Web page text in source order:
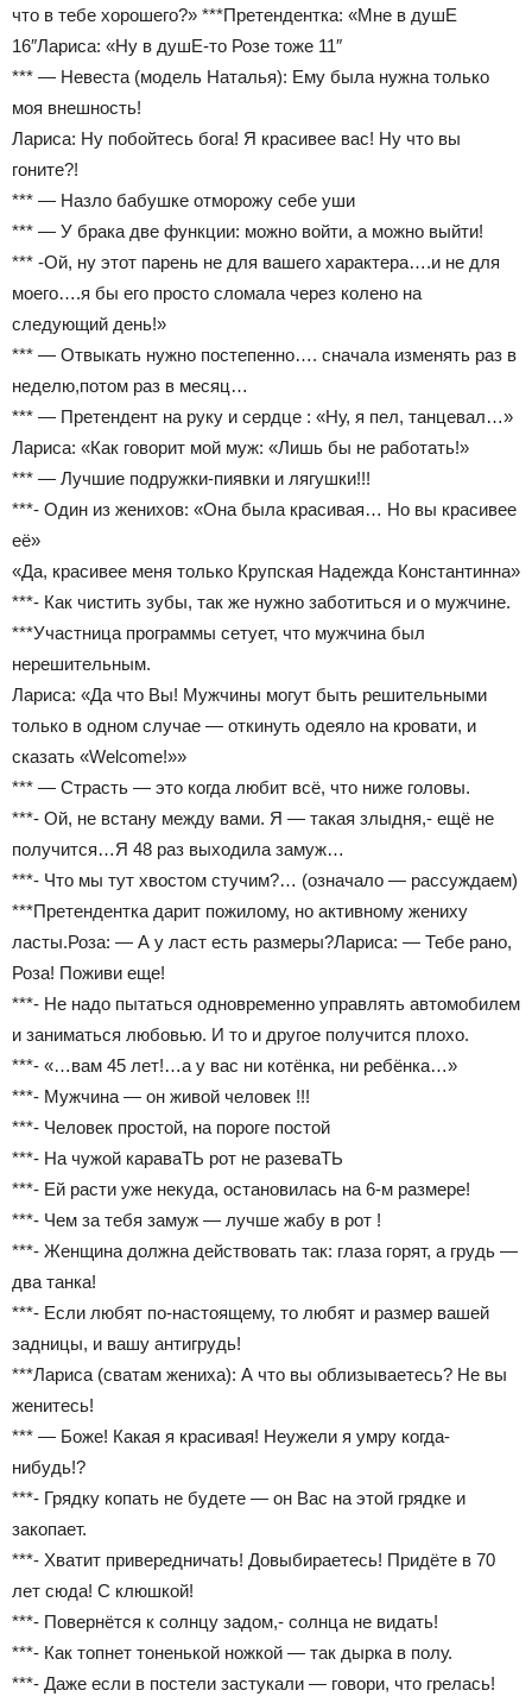
что в тебе хорошего?» ***Претендентка: «Мне в душЕ
16″Лариса: «Ну в душЕ-то Розе тоже 11″
*** — Невеста (модель Наталья): Ему была нужна только
моя внешность!
Лариса: Ну побойтесь бога! Я красивее вас! Ну что вы
гоните?!
*** — Назло бабушке отморожу себе уши
*** — У брака две функции: можно войти, а можно выйти!
*** -Ой, ну этот парень не для вашего характера….и не для
моего….я бы его просто сломала через колено на
следующий день!»
*** — Отвыкать нужно постепенно…. сначала изменять раз в
неделю,потом раз в месяц…
*** — Претендент на руку и сердце : «Ну, я пел, танцевал…»
Лариса: «Как говорит мой муж: «Лишь бы не работать!»
*** — Лучшие подружки-пиявки и лягушки!!!
***- Один из женихов: «Она была красивая… Но вы красивее
её»
«Да, красивее меня только Крупская Надежда Константинна»
***- Как чистить зубы, так же нужно заботиться и о мужчине.
***Участница программы сетует, что мужчина был
нерешительным.
Лариса: «Да что Вы! Мужчины могут быть решительными
только в одном случае — откинуть одеяло на кровати, и
сказать «Welcome!»»
*** — Страсть — это когда любит всё, что ниже головы.
***- Ой, не встану между вами. Я — такая злыдня,- ещё не
получится…Я 48 раз выходила замуж…
***- Что мы тут хвостом стучим?… (означало — рассуждаем)
***Претендентка дарит пожилому, но активному жениху
ласты.Роза: — А у ласт есть размеры?Лариса: — Тебе рано,
Роза! Поживи еще!
***- Не надо пытаться одновременно управлять автомобилем
и заниматься любовью. И то и другое получится плохо.
***- «…вам 45 лет!…а у вас ни котёнка, ни ребёнка…»
***- Мужчина — он живой человек !!!
***- Человек простой, на пороге постой
***- На чужой караваТЬ рот не разеваТЬ
***- Ей расти уже некуда, остановилась на 6-м размере!
***- Чем за тебя замуж — лучше жабу в рот !
***- Женщина должна действовать так: глаза горят, а грудь —
два танка!
***- Если любят по-настоящему, то любят и размер вашей
задницы, и вашу антигрудь!
***Лариса (сватам жениха): А что вы облизываетесь? Не вы
женитесь!
*** — Боже! Какая я красивая! Неужели я умру когда-
нибудь!?
***- Грядку копать не будете — он Вас на этой грядке и
закопает.
***- Хватит привередничать! Довыбираетесь! Придёте в 70
лет сюда! С клюшкой!
***- Повернётся к солнцу задом,- солнца не видать!
***- Как топнет тоненькой ножкой — так дырка в полу.
***- Даже если в постели застукали — говори, что грелась!